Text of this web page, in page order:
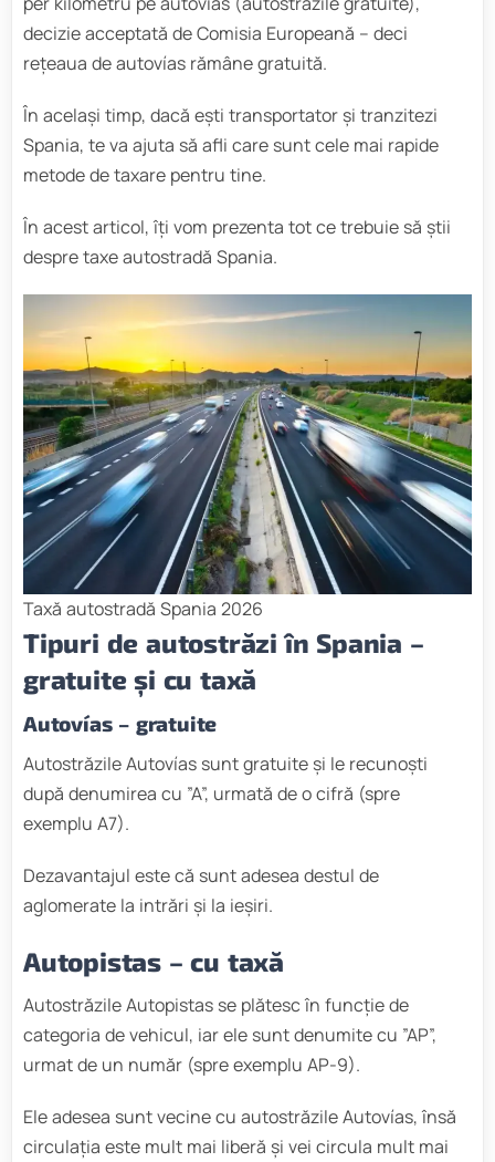
decizie acceptată de Comisia Europeană – deci
rețeaua de autovías rămâne gratuită.
În același timp, dacă ești transportator și tranzitezi
Spania, te va ajuta să afli care sunt cele mai rapide
metode de taxare pentru tine.
În acest articol, îți vom prezenta tot ce trebuie să știi
despre taxe autostradă Spania.
Taxă autostradă Spania 2026
Tipuri de autostrăzi în Spania –
gratuite și cu taxă
Autovías – gratuite
Autostrăzile Autovías sunt gratuite și le recunoști
după denumirea cu ”A”, urmată de o cifră (spre
exemplu A7).
Dezavantajul este că sunt adesea destul de
aglomerate la intrări și la ieșiri.
Autopistas – cu taxă
Autostrăzile Autopistas se plătesc în funcție de
categoria de vehicul, iar ele sunt denumite cu ”AP”,
urmat de un număr (spre exemplu AP-9).
Ele adesea sunt vecine cu autostrăzile Autovías, însă
circulația este mult mai liberă și vei circula mult mai